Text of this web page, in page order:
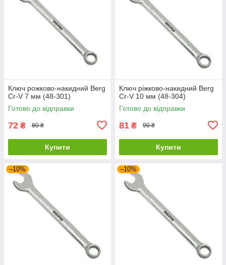
Ключ рожково-накидний Berg
Cr-V 7 мм (48-301)
Готово до відправки
72 ₴ 80 ₴
Купити
Ключ ріжково-накидний Berg
Cr-V 10 мм (48-304)
Готово до відправки
81 ₴ 90 ₴
Купити
–10% –10%